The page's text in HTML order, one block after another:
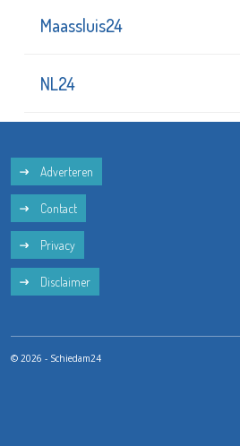
Maassluis24
NL24
Adverteren
Contact
Privacy
Disclaimer
© 2026 - Schiedam24